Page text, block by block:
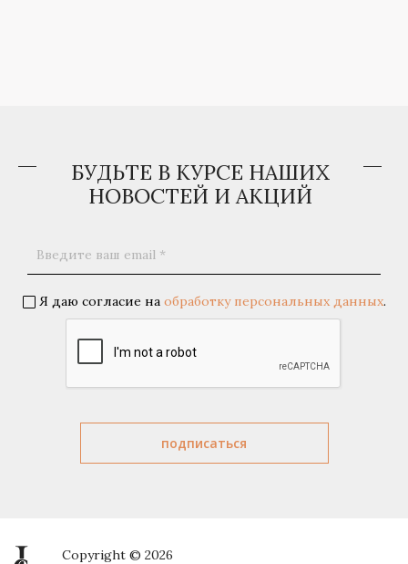
БУДЬТЕ В КУРСЕ НАШИХ
НОВОСТЕЙ И АКЦИЙ
Я даю согласие на обработку персональных данных.
Copyright © 2026